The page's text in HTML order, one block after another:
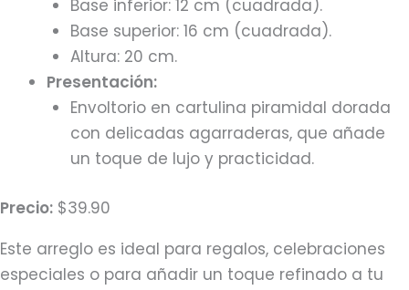
Base inferior: 12 cm (cuadrada).
Base superior: 16 cm (cuadrada).
Altura: 20 cm.
Presentación:
Envoltorio en cartulina piramidal dorada
con delicadas agarraderas, que añade
un toque de lujo y practicidad.
Precio: $39.90
Este arreglo es ideal para regalos, celebraciones
especiales o para añadir un toque refinado a tu